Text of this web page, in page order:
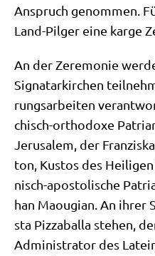
Anspruch genom­men.
Land-Pil­ger eine kar­ge
An der Zere­mo­nie
Signa­tar­kir­chen
rungs­ar­bei­ten
chisch-ortho­do­xe
Jeru­sa­lem, der
ton, Kustos des
nisch-apo­sto­li­sche
han Maou­gi­an. An
sta Piz­za­bal­la ste­hen,
Admi­ni­stra­tor des